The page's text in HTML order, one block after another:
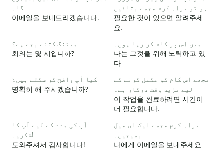
گا۔
이메일을 보내드리겠습니다.
ہو تو براہ کرم مجھے بتائیں
필요한 것이 있으면 알려주세
요.
میٹنگ کتنے بجے ہے؟
회의는 몇 시입니까?
میں اس پر کام کر رہا ہوں۔
나는 그것을 위해 노력하고 있
다
کیا آپ واضح کر سکتے ہیں؟
명확히 해 주시겠습니까?
مجھے اس کام کو مکمل کرنے کے
لیے مزید وقت درکار ہے۔
이 작업을 완료하려면 시간이
더 필요합니다.
آپ کی مدد کے لیے آپ کا
شکریہ!
도와주셔서 감사합니다!
براہ کرم مجھے ایک ای میل
بھیجیں۔
나에게 이메일을 보내주세요